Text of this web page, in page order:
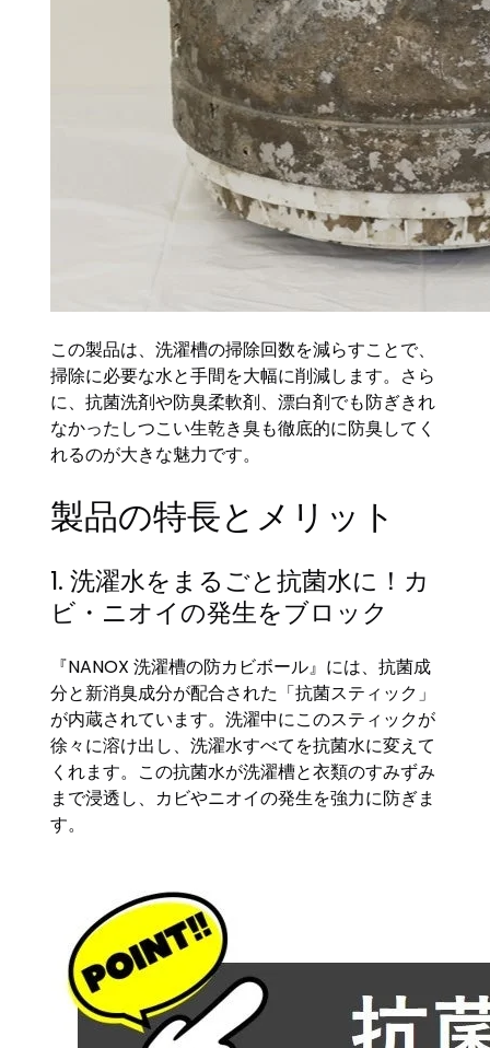
この製品は、洗濯槽の掃除回数を減らすことで、
掃除に必要な水と手間を大幅に削減します。さら
に、抗菌洗剤や防臭柔軟剤、漂白剤でも防ぎきれ
なかったしつこい生乾き臭も徹底的に防臭してく
れるのが大きな魅力です。
製品の特長とメリット
1. 洗濯水をまるごと抗菌水に！カ
ビ・ニオイの発生をブロック
『NANOX 洗濯槽の防カビボール』には、抗菌成
分と新消臭成分が配合された「抗菌スティック」
が内蔵されています。洗濯中にこのスティックが
徐々に溶け出し、洗濯水すべてを抗菌水に変えて
くれます。この抗菌水が洗濯槽と衣類のすみずみ
まで浸透し、カビやニオイの発生を強力に防ぎま
す。